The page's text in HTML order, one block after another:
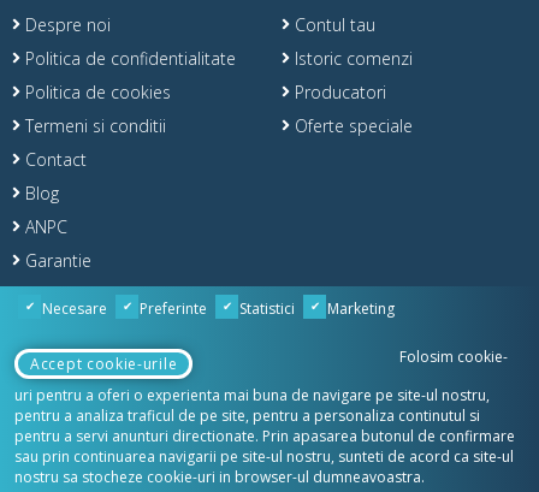
Necesare Preferinte Statistici Marketing
Accept cookie-urile
Folosim cookie-
uri pentru a oferi o experienta mai buna de navigare pe site-ul nostru,
pentru a analiza traficul de pe site, pentru a personaliza continutul si
pentru a servi anunturi directionate. Prin apasarea butonul de confirmare
sau prin continuarea navigarii pe site-ul nostru, sunteti de acord ca site-ul
nostru sa stocheze cookie-uri in browser-ul dumneavoastra.
Despre noi
Politica de confidentialitate
Politica de cookies
Termeni si conditii
Contact
Blog
ANPC
Garantie
Retur
Contul tau
Istoric comenzi
Producatori
Oferte speciale
© Copyright 2020 TotalPool & SPA